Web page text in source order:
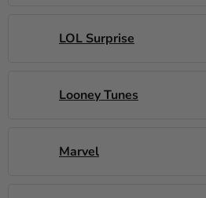
LOL Surprise
Looney Tunes
Marvel